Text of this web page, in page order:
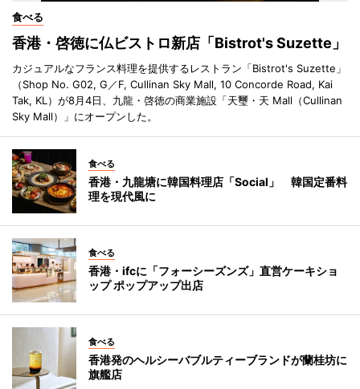
食べる
香港・啓徳に仏ビストロ新店「Bistrot's Suzette」
カジュアルなフランス料理を提供するレストラン「Bistrot's Suzette」
（Shop No. G02, G／F, Cullinan Sky Mall, 10 Concorde Road, Kai
Tak, KL）が8月4日、九龍・啓徳の商業施設「天璽・天 Mall（Cullinan
Sky Mall）」にオープンした。
食べる
香港・九龍塘に韓国料理店「Social」 韓国定番料
理を現代風に
食べる
香港・ifcに「フォーシーズンズ」直営ケーキショ
ップ ポップアップ出店
食べる
香港発のヘルシーバブルティーブランドが蘭桂坊に
旗艦店